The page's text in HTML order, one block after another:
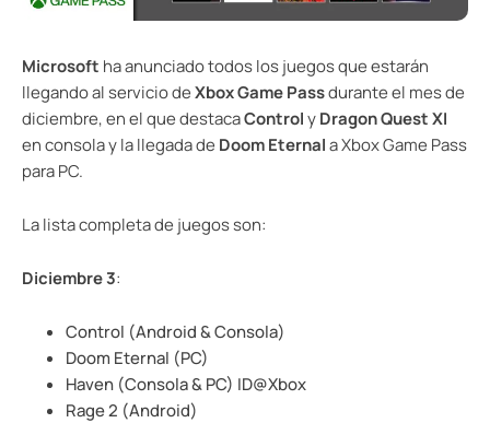
Microsoft ha anunciado todos los juegos que estarán
llegando al servicio deXbox Game Passdurante el mes de
diciembre, en el que destacaControlyDragon Quest XI
en consola y la llegada de Doom Eternala Xbox Game Pass
para PC.
La lista completa de juegos son:
Diciembre 3:
Control (Android & Consola)
Doom Eternal (PC)
Haven (Consola & PC) ID@Xbox
Rage 2 (Android)